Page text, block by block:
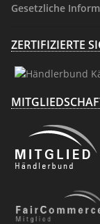
Gesetzliche
ZERTIFIZIERTE